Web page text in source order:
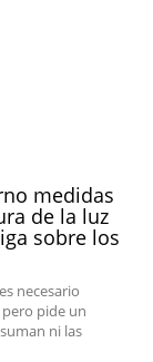
medidas
de la luz
sobre los
necesario
pide un
ni las